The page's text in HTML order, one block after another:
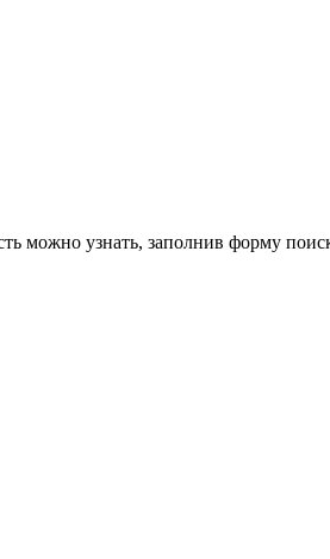
можно узнать, заполнив форму